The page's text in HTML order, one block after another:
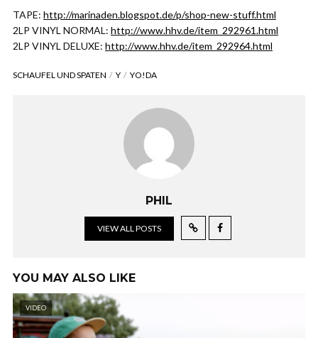
TAPE: http://marinaden.blogspot.de/p/shop-new-stuff.html
2LP VINYL NORMAL: http://www.hhv.de/item_292961.html
2LP VINYL DELUXE: http://www.hhv.de/item_292964.html
SCHAUFEL UND SPATEN Y YO!DA
PHIL
VIEW ALL POSTS
YOU MAY ALSO LIKE
VIDEO